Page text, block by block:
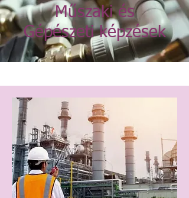
Műszaki és
Gépészeti képzések